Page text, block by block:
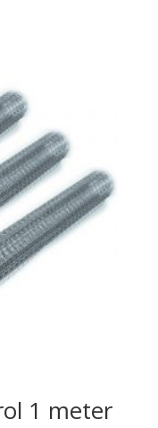
1 meter